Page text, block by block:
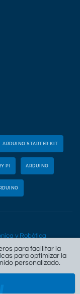
ARDUINO STARTER KIT
PI ARDUINO
y Robótica
para facilitar la
para optimizar la
personalizado.